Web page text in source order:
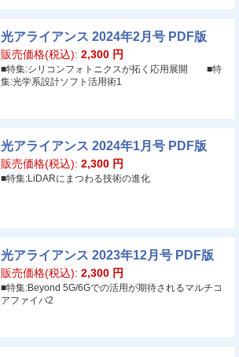
光アライアンス 2024年2月号 PDF版
販売価格(税込): 2,300 円
■特集:シリコンフォトニクスが拓く応用展開 ■特
集:光学系設計ソフト活用術1
光アライアンス 2024年1月号 PDF版
販売価格(税込): 2,300 円
■特集:LiDARにまつわる技術の進化
光アライアンス 2023年12月号 PDF版
販売価格(税込): 2,300 円
■特集:Beyond 5G/6Gでの活用が期待されるマルチコ
アファイバ2